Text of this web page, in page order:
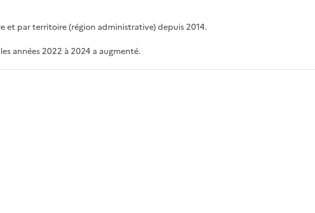
et par territoire (région administrative) depuis 2014.
années 2022 à 2024 a augmenté.